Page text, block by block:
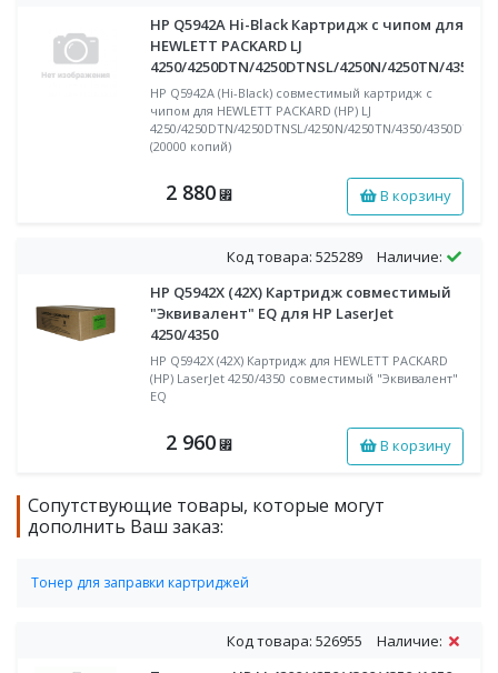
HP Q5942A Hi-Black Картридж с чипом для
HEWLETT PACKARD LJ
4250/4250DTN/4250DTNSL/4250N/4250TN/4350/
HP Q5942A (Hi-Black) совместимый картридж с
чипом для HEWLETT PACKARD (HP) LJ
4250/4250DTN/4250DTNSL/4250N/4250TN/4350/4350DTN/
(20000 копий)
2 880 ⃏ В корзину
Код товара: 525289
Наличие:
HP Q5942X (42X) Картридж совместимый
"Эквивалент" EQ для HP LaserJet
4250/4350
HP Q5942X (42X) Картридж для HEWLETT PACKARD
(HP) LaserJet 4250/4350 совместимый "Эквивалент"
EQ
2 960 ⃏ В корзину
Сопутствующие товары, которые могут
дополнить Ваш заказ:
Тонер для заправки картриджей
Код товара: 526955
Наличие: